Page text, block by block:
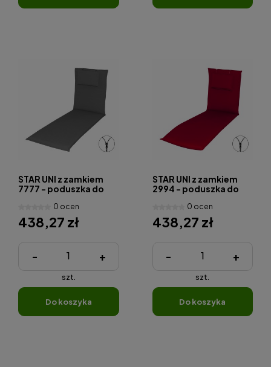
STAR UNI z zamkiem
7777 - poduszka do
ogrodowego z zagł
0 ocen
438,27 zł
- +
szt.
do koszyka
STAR UNI z zamkiem
2994 - poduszka do
ogrodowego z zagł
0 ocen
438,27 zł
- +
szt.
do koszyka